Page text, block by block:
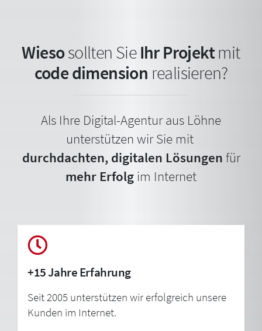
Wiesosollten SieIhr Projektmit
code dimension realisieren?
Als Ihre Digital-Agentur aus Löhne
unterstützen wir Sie mit
durchdachten, digitalen Lösungen für
mehr Erfolg im Internet
+15 Jahre Erfahrung
Seit 2005 unterstützen wir erfolgreich unsere
Kunden im Internet.